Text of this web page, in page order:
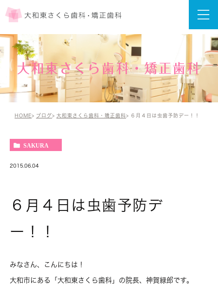
大和東さくら歯科・矯正歯科
HOME ブログ 大和東さくら歯科・矯正歯科 ６月４日は虫歯予防デー！！
SAKURA
2015.06.04
６月４日は虫歯予防デ
ー！！
みなさん、こんにちは！
大和市にある「大和東さくら歯科」の院長、神賀緑郎です。